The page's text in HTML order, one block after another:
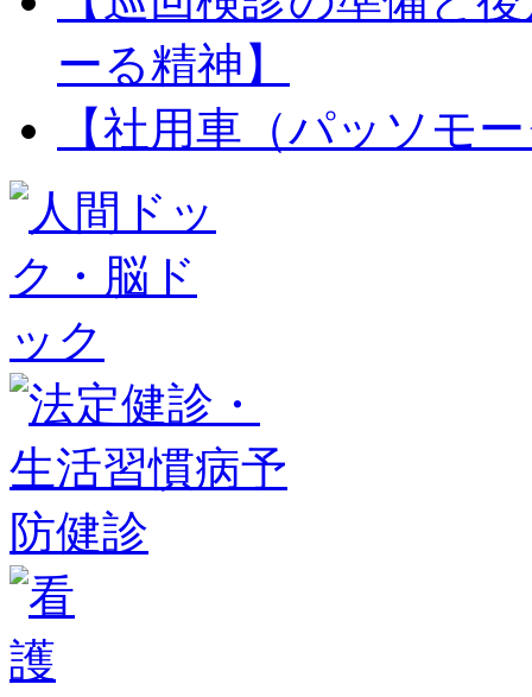
ーる精神】
【社用車（パッソモ